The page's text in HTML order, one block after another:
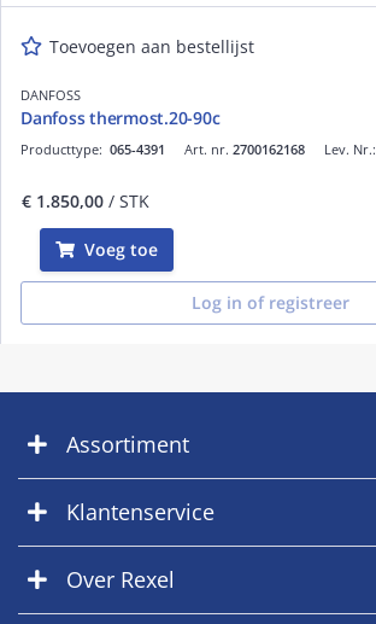
Toevoegen aan bestellijst
DANFOSS
Danfoss thermost.20-90c
Art. nr. 2700162168
Producttype: 065-4391 Lev. Nr.:
€ 1.850,00 / STK
Voeg toe
Log in of registreer
Assortiment
Klantenservice
Over Rexel